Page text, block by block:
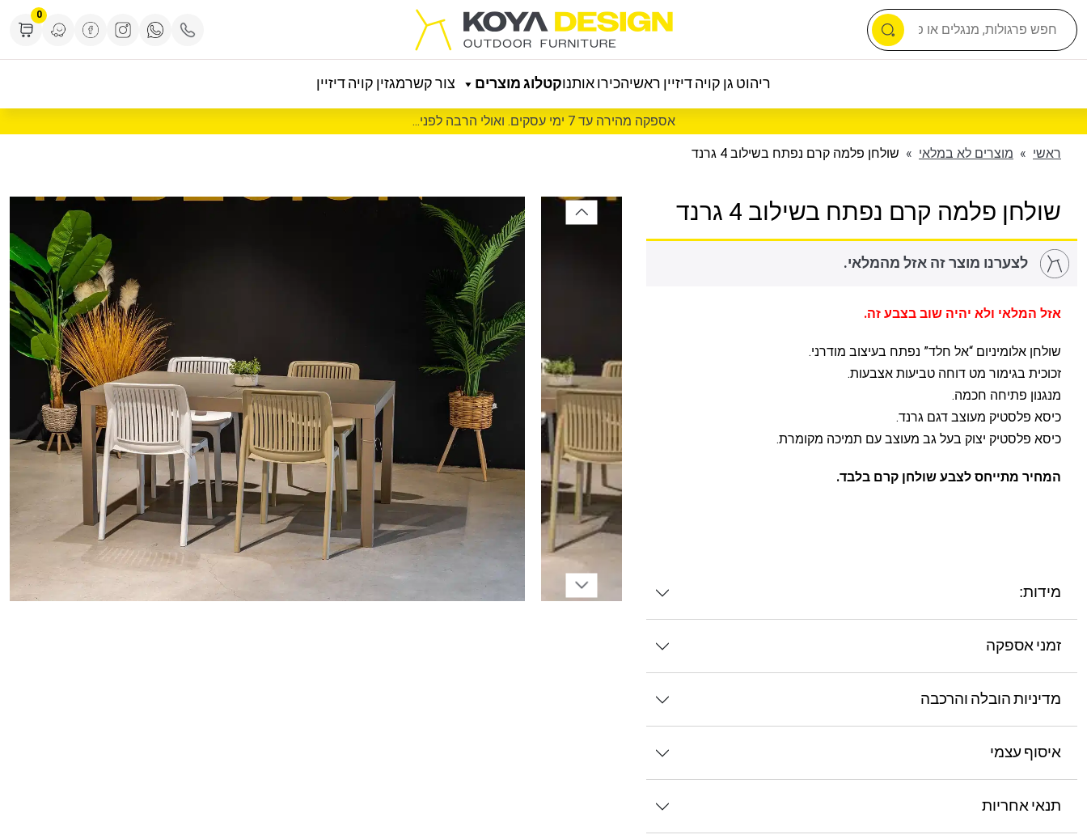
0
ריהוט גן קויה דיזיין ראשיהכירו אותנוקטלוג מוצרים צור קשרמגזין קויה דיזיין
אספקה מהירה עד 7 ימי עסקים. ואולי הרבה לפני...
ראשי » מוצרים לא במלאי » שולחן פלמה קרם נפתח בשילוב 4 גרנד
שולחן פלמה קרם נפתח בשילוב 4 גרנד
לצערנו מוצר זה אזל מהמלאי.
אזל המלאי ולא יהיה שוב בצבע זה.
שולחן אלומיניום “אל חלד” נפתח בעיצוב מודרני.
זכוכית בגימור מט דוחה טביעות אצבעות.
מנגנון פתיחה חכמה.
כיסא פלסטיק מעוצב דגם גרנד.
כיסא פלסטיק יצוק בעל גב מעוצב עם תמיכה מקומרת.
המחיר מתייחס לצבע שולחן קרם בלבד.
מידות:
זמני אספקה
מדיניות הובלה והרכבה
איסוף עצמי
תנאי אחריות